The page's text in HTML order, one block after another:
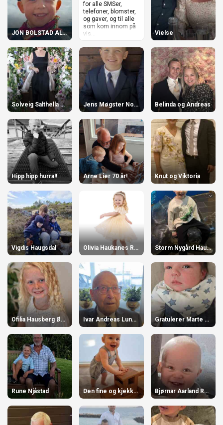
n
JON BOLSTAD ALVSÅKER
for alle SMSer,
telefoner, blomster,
og gaver, og til alle
som kom innom på
vis...
Vielse
Solveig Salthella 90 år! Jens Møgster Nordstrand 5 år! Belinda og Andreas
Hipp hipp hurra!! Arne Lier 70 år! Knut og Viktoria
Vigdis Haugsdal Olivia Haukanes Ringdal 3 år! Storm Nygård Hausberg.
Ofilia Hausberg Øvrevoll, 8 år 20.mars! Ivar Andreas Lundøy 100 år! Gratulerer Marte og Jon Martin med gutten.
Rune Njåstad Den fine og kjekke gutten våras Bjørnar Aarland Rabben 1 år